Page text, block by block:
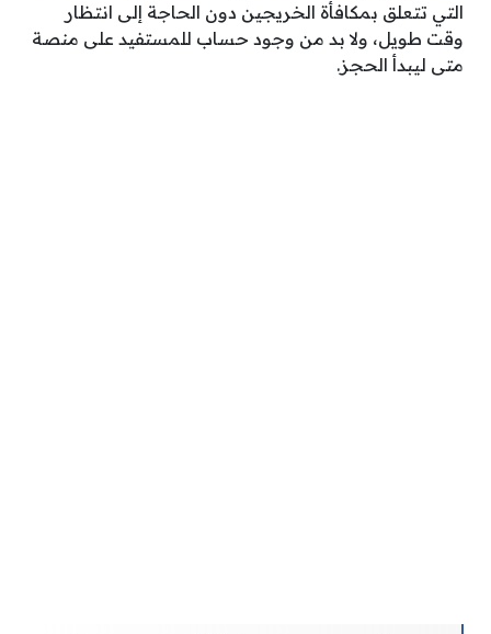
التي تتعلق بمكافأة الخريجين دون الحاجة إلى انتظار
وقت طويل، ولا بد من وجود حساب للمستفيد على منصة
متى ليبدأ الحجز.